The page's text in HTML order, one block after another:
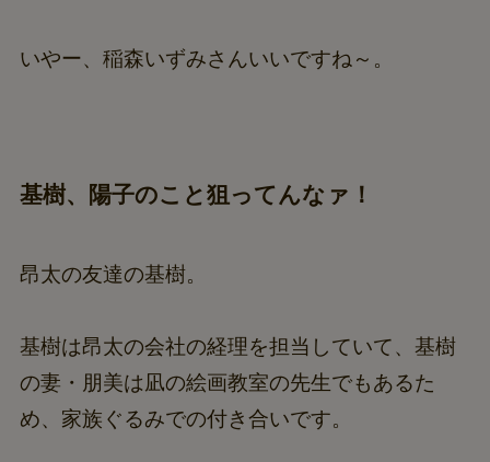
いやー、稲森いずみさんいいですね～。
基樹、陽子のこと狙ってんなァ！
昂太の友達の基樹。
基樹は昂太の会社の経理を担当していて、基樹
の妻・朋美は凪の絵画教室の先生でもあるた
め、家族ぐるみでの付き合いです。